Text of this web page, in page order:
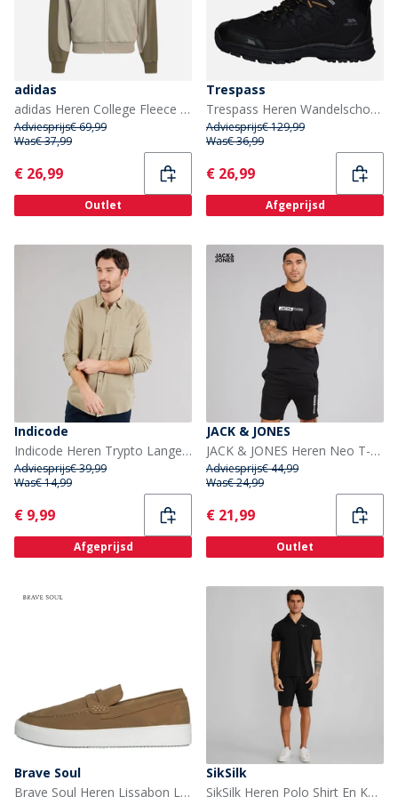
adidas
adidas Heren College Fleece Volledige Rits Hoodie Silver Pebble/Olive Strata
Adviesprijs€ 69,99
Was€ 37,99
Current
€ 26,99
Outlet
Trespass
Trespass Heren Wandelschoenen Zwart
Adviesprijs€ 129,99
Was€ 36,99
Current
€ 26,99
Afgeprijsd
Indicode
Indicode Heren Trypto Lange Mouw Shirt Stone
Adviesprijs€ 39,99
Was€ 14,99
Current
€ 9,99
Afgeprijsd
JACK & JONES
JACK & JONES Heren Neo T-shirt En Korte Broek Set Zwart
Adviesprijs€ 44,99
Was€ 24,99
Current
€ 21,99
Outlet
Brave Soul
Brave Soul Heren Lissabon Loafers Woestijn Taupe
SikSilk
SikSilk Heren Polo Shirt En Korte Broek Set Zwart